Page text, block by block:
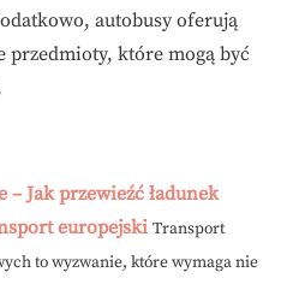
autobusy oferują
przedmioty, które mogą być
– Jak przewieźć ładunek
europejski Transport
to wyzwanie, które wymaga nie